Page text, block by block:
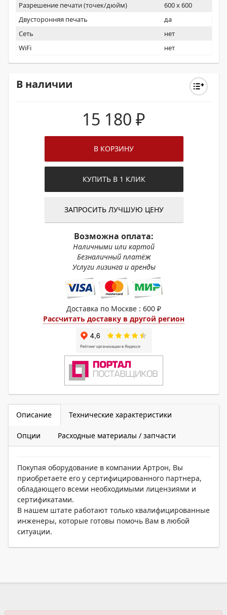
Разрешение печати (точек/дюйм)
600 x 600
Двусторонняя печать
да
Сеть
нет
WiFi
нет
В наличии
15 180 ₽
В КОРЗИНУ
КУПИТЬ В 1 КЛИК
ЗАПРОСИТЬ ЛУЧШУЮ ЦЕНУ
Возможна оплата:
Наличными или картой
Безналичный платёж
Услуги лизинга и аренды
Доставка по Москве : 600 ₽
Рассчитать доставку в другой регион
Описание Технические характеристики
Опции Расходные материалы / запчасти
Покупая оборудование в компании Артрон, Вы
приобретаете его у сертифицированного партнера,
обладающего всеми необходимыми лицензиями и
сертификатами.
В нашем штате работают только квалифицированные
инженеры, которые готовы помочь Вам в любой
ситуации.